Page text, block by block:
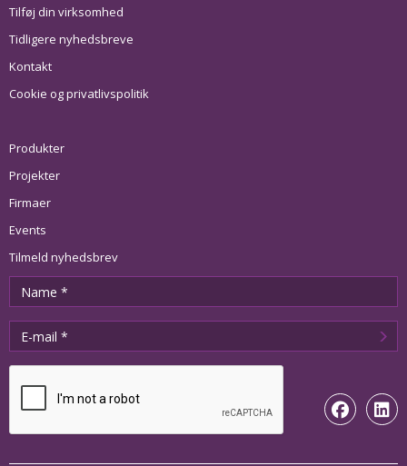
Tilføj din virksomhed
Tidligere nyhedsbreve
Kontakt
Cookie og privatlivspolitik
Produkter
Projekter
Firmaer
Events
Tilmeld nyhedsbrev